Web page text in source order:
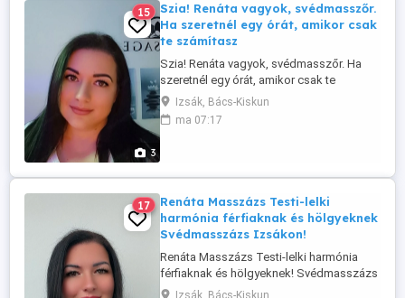
3
15
Szia! Renáta vagyok, svédmasszőr.
Ha szeretnél egy órát, amikor csak
te számítasz
Szia! Renáta vagyok, svédmasszőr. Ha
szeretnél egy órát, amikor csak te
számítasz, keress bátran! Stresszoldás
Fájdalomcsillapítás Teljes kikapcsolódás
Bejelentkezés: 30 783-4730 viberen,
miatt ÚJRA IZSÁKON LESZEK, AHOL ...
Izsák, Bács-Kiskun
ma 07:17
17
Renáta Masszázs Testi-lelki
harmónia férfiaknak és hölgyeknek
Svédmasszázs Izsákon!
Renáta Masszázs Testi-lelki harmónia
férfiaknak és hölgyeknek! Svédmasszázs
Izsákon! Fáradt, feszült vagy? Ideje
Izsák, Bács-Kiskun